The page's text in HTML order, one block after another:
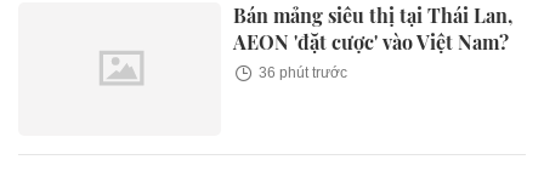
Bán mảng siêu thị tại Thái Lan,
AEON 'đặt cược' vào Việt Nam?
36 phút trước